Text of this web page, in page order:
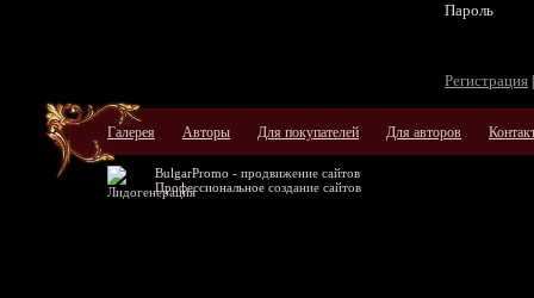
Пароль
Регистрация
Галерея Авторы Для покупателей Для авторов
BulgarPromo - продвижение сайтов
Профессиональное создание сайтов